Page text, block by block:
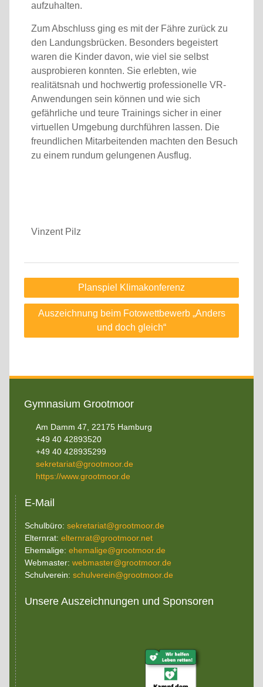
aufzuhalten.
Zum Abschluss ging es mit der Fähre zurück zu
den Landungsbrücken. Besonders begeistert
waren die Kinder davon, wie viel sie selbst
ausprobieren konnten. Sie erlebten, wie
realitätsnah und hochwertig professionelle VR-
Anwendungen sein können und wie sich
gefährliche und teure Trainings sicher in einer
virtuellen Umgebung durchführen lassen. Die
freundlichen Mitarbeitenden machten den Besuch
zu einem rundum gelungenen Ausflug.
Vinzent Pilz
Beitragsnavigation
Planspiel Klimakonferenz
Auszeichnung beim Fotowettbewerb „Anders
und doch gleich“
Gymnasium Grootmoor
Am Damm 47, 22175 Hamburg
+49 40 42893520
+49 40 428935299
sekretariat@grootmoor.de
https://www.grootmoor.de
E-Mail
Schulbüro: sekretariat@grootmoor.de
Elternrat: elternrat@grootmoor.net
Ehemalige: ehemalige@grootmoor.de
Webmaster: webmaster@grootmoor.de
Schulverein: schulverein@grootmoor.de
Unsere Auszeichnungen und Sponsoren